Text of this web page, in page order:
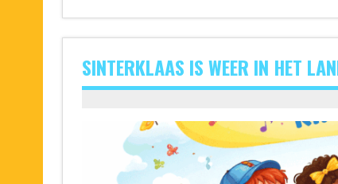
SINTERKLAAS IS WEER IN HET